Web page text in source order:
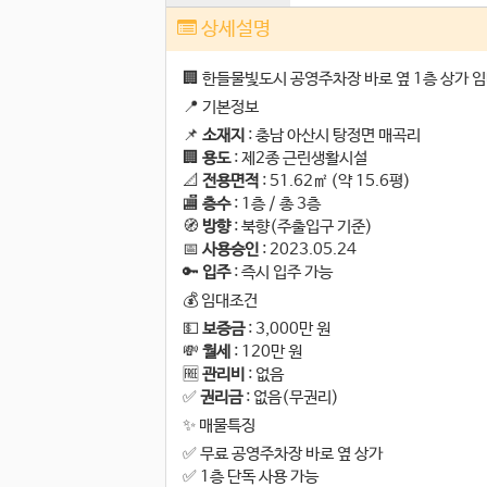
상세설명
🏢 한들물빛도시 공영주차장 바로 옆 1층 상가
📍 기본정보
📌 소재지 : 충남 아산시 탕정면 매곡리
🏢 용도: 제2종 근린생활시설
📐 전용면적 : 51.62㎡ (약 15.6평)
🏬 층수: 1층 / 총 3층
🧭 방향: 북향(주출입구 기준)
📅사용승인 : 2023.05.24
🔑 입주: 즉시 입주 가능
💰 임대조건
💵 보증금: 3,000만 원
💸 월세 : 120만 원
🆓 관리비 : 없음
✅권리금: 없음(무권리)
✨ 매물특징
✅ 무료 공영주차장 바로 옆 상가
✅ 1층 단독 사용 가능